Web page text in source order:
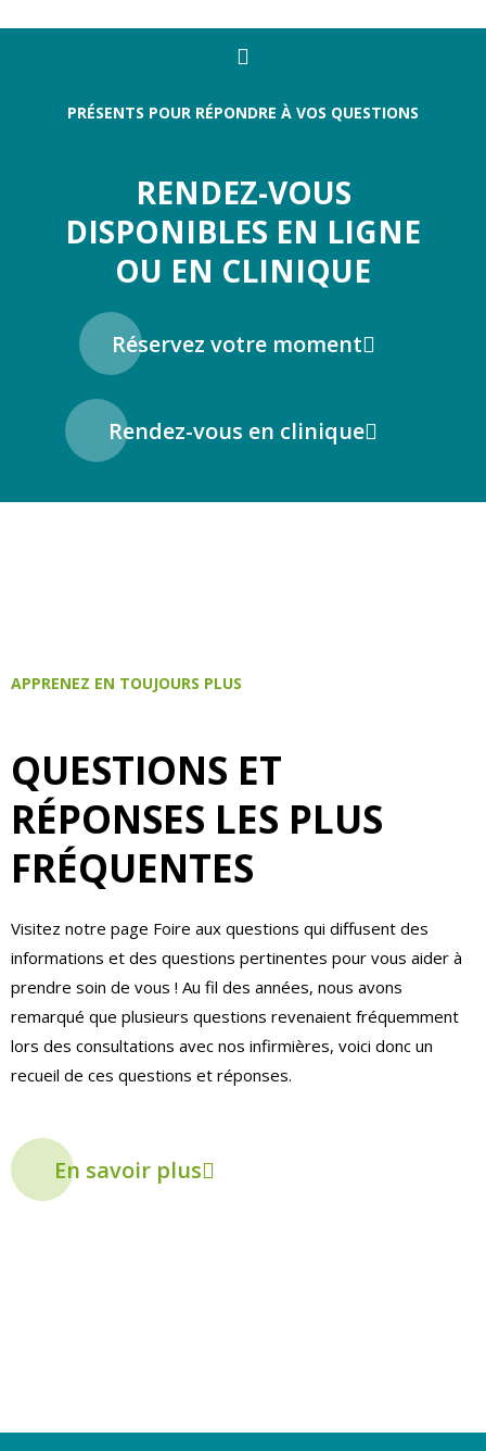
PRÉSENTS POUR RÉPONDRE À VOS QUESTIONS
RENDEZ-VOUS
DISPONIBLES EN LIGNE
OU EN CLINIQUE
Réservez votre moment
Rendez-vous en clinique
APPRENEZ EN TOUJOURS PLUS
QUESTIONS ET
RÉPONSES LES PLUS
FRÉQUENTES
Visitez notre page Foire aux questions qui diffusent des
informations et des questions pertinentes pour vous aider à
prendre soin de vous ! Au fil des années, nous avons
remarqué que plusieurs questions revenaient fréquemment
lors des consultations avec nos infirmières, voici donc un
recueil de ces questions et réponses.
En savoir plus